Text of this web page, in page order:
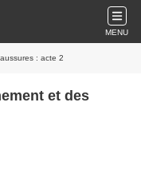
MENU
: acte 2
et des